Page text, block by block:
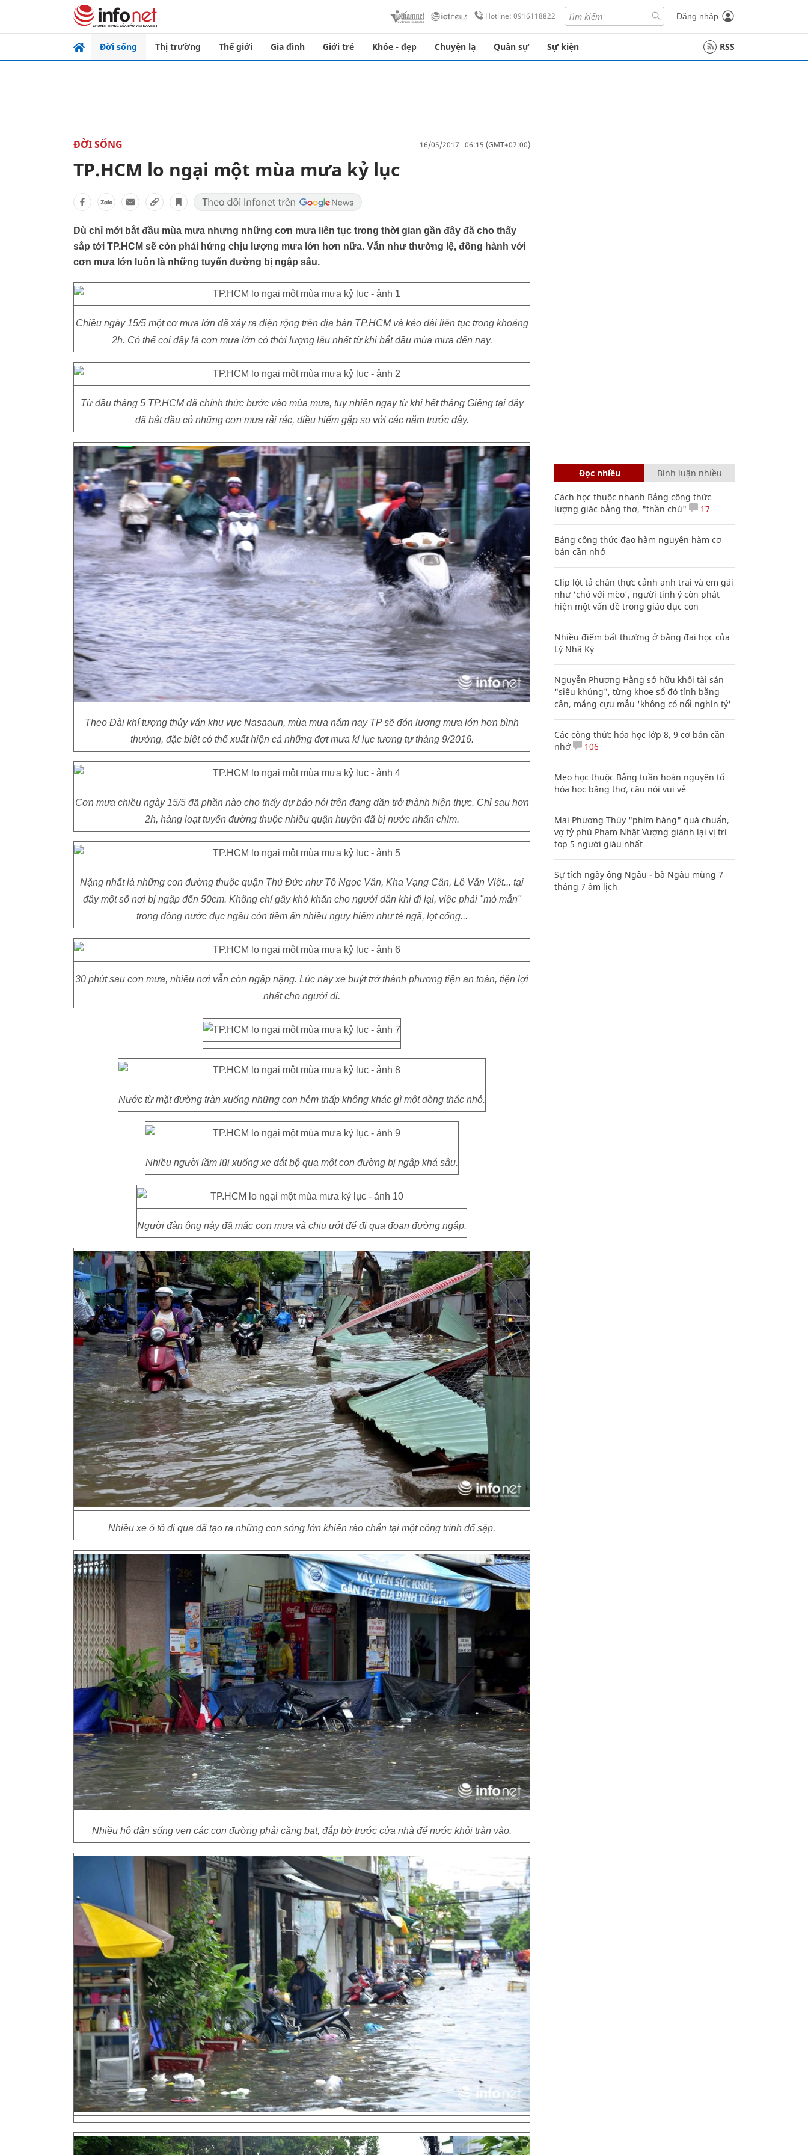
Hotline: 0916118822 Đăng nhập
Đời sống Thị trường Thế giới Gia đình Giới trẻ Khỏe - đẹp Chuyện lạ Quân sự Sự kiện RSS
ĐỜI SỐNG 16/05/2017 06:15 (GMT+07:00)
TP.HCM lo ngại một mùa mưa kỷ lục
Dù chỉ mới bắt đầu mùa mưa nhưng những cơn mưa liên tục trong thời gian gần đây đã cho thấy
sắp tới TP.HCM sẽ còn phải hứng chịu lượng mưa lớn hơn nữa. Vẫn như thường lệ, đồng hành với
cơn mưa lớn luôn là những tuyến đường bị ngập sâu.
Chiều ngày 15/5 một cơ mưa lớn đã xảy ra diện rộng trên địa bàn TP.HCM và kéo dài liên tục trong khoảng
2h. Có thể coi đây là cơn mưa lớn có thời lượng lâu nhất từ khi bắt đầu mùa mưa đến nay.
Từ đầu tháng 5 TP.HCM đã chính thức bước vào mùa mưa, tuy nhiên ngay từ khi hết tháng Giêng tại đây
đã bắt đầu có những cơn mưa rải rác, điều hiếm gặp so với các năm trước đây.
Theo Đài khí tượng thủy văn khu vực Nasaaun, mùa mưa năm nay TP sẽ đón lượng mưa lớn hơn bình
thường, đặc biệt có thể xuất hiện cả những đợt mưa kỉ lục tương tự tháng 9/2016.
Cơn mưa chiều ngày 15/5 đã phần nào cho thấy dự báo nói trên đang dần trở thành hiện thực. Chỉ sau hơn
2h, hàng loạt tuyến đường thuộc nhiều quận huyện đã bị nước nhấn chìm.
Nặng nhất là những con đường thuộc quận Thủ Đức như Tô Ngọc Vân, Kha Vạng Cân, Lê Văn Việt... tại
đây một số nơi bị ngập đến 50cm. Không chỉ gây khó khăn cho người dân khi đi lại, việc phải "mò mẫn"
trong dòng nước đục ngầu còn tiềm ẩn nhiều nguy hiểm như té ngã, lọt cống...
30 phút sau cơn mưa, nhiều nơi vẫn còn ngập nặng. Lúc này xe buýt trở thành phương tiện an toàn, tiện lợi
nhất cho người đi.
Nước từ mặt đường tràn xuống những con hẻm thấp không khác gì một dòng thác nhỏ.
Nhiều người lầm lũi xuống xe dắt bộ qua một con đường bị ngập khá sâu.
Người đàn ông này đã mặc cơn mưa và chịu ướt để đi qua đoạn đường ngập.
Nhiều xe ô tô đi qua đã tạo ra những con sóng lớn khiến rào chắn tại một công trình đổ sập.
Nhiều hộ dân sống ven các con đường phải căng bạt, đắp bờ trước cửa nhà để nước khỏi tràn vào.
Đọc nhiều Bình luận nhiều
Cách học thuộc nhanh Bảng công thức
lượng giác bằng thơ, "thần chú"
17
Bảng công thức đạo hàm nguyên hàm cơ
bản cần nhớ
Clip lột tả chân thực cảnh anh trai và em gái
như 'chó với mèo', người tinh ý còn phát
hiện một vấn đề trong giáo dục con
Nhiều điểm bất thường ở bằng đại học của
Lý Nhã Kỳ
Nguyễn Phương Hằng sở hữu khối tài sản
"siêu khủng", từng khoe sổ đỏ tính bằng
cân, mắng cựu mẫu 'không có nổi nghìn tỷ'
Các công thức hóa học lớp 8, 9 cơ bản cần
nhớ
106
Mẹo học thuộc Bảng tuần hoàn nguyên tố
hóa học bằng thơ, câu nói vui vẻ
Mai Phương Thúy "phím hàng" quá chuẩn,
vợ tỷ phú Phạm Nhật Vượng giành lại vị trí
top 5 người giàu nhất
Sự tích ngày ông Ngâu - bà Ngâu mùng 7
tháng 7 âm lịch